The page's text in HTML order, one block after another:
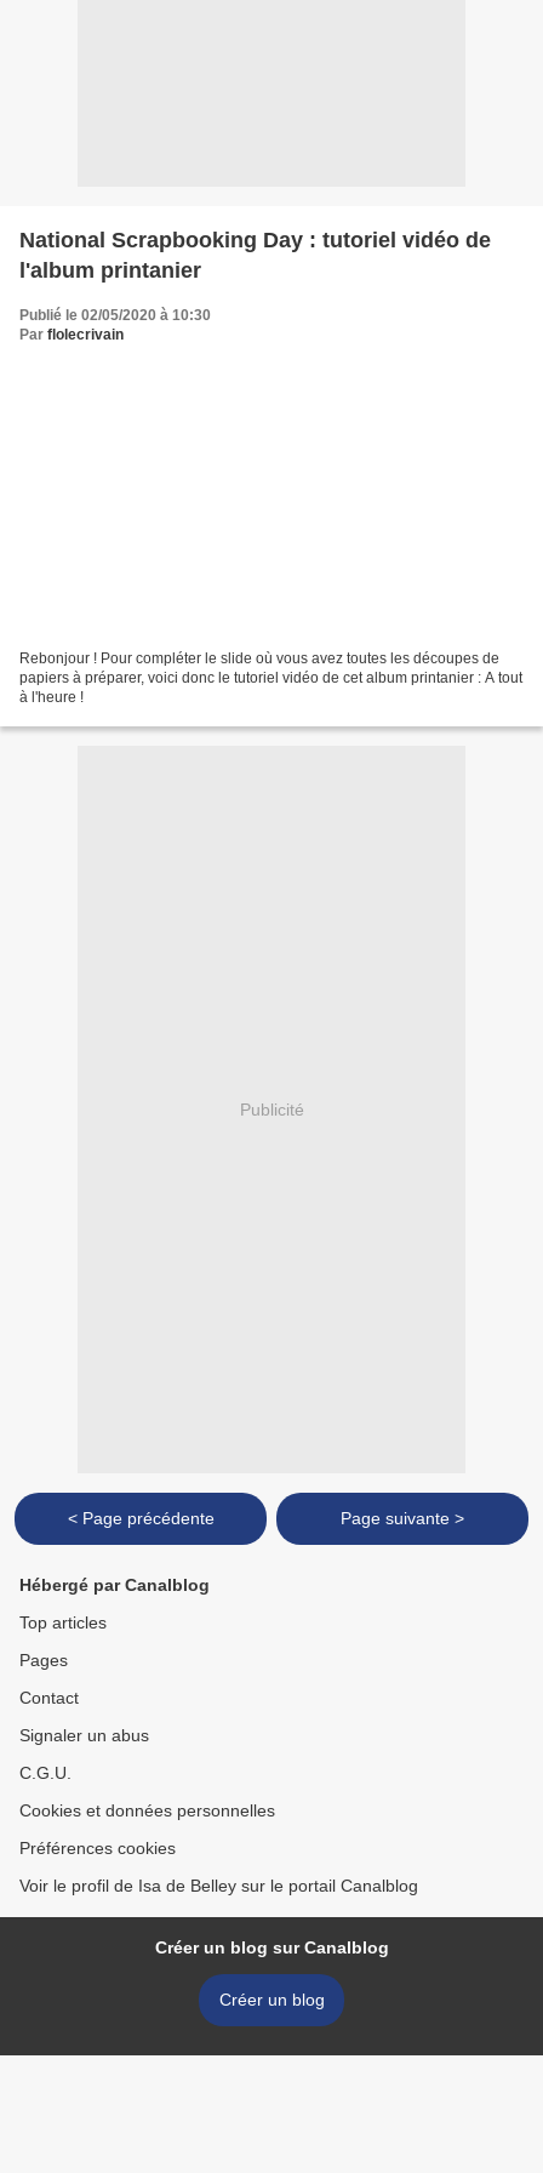
National Scrapbooking Day : tutoriel vidéo de
l'album printanier
Publié le 02/05/2020 à 10:30
Par flolecrivain
Rebonjour ! Pour compléter le slide où vous avez toutes les découpes de
papiers à préparer, voici donc le tutoriel vidéo de cet album printanier : A tout
à l'heure !
Publicité
< Page précédente Page suivante >
Hébergé par Canalblog
Top articles
Pages
Contact
Signaler un abus
C.G.U.
Cookies et données personnelles
Préférences cookies
Voir le profil de Isa de Belley sur le portail Canalblog
Créer un blog sur Canalblog
Créer un blog